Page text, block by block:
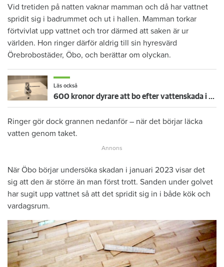
Vid tretiden på natten vaknar mamman och då har vattnet
spridit sig i badrummet och ut i hallen. Mamman torkar
förtvivlat upp vattnet och tror därmed att saken är ur
världen. Hon ringer därför aldrig till sin hyresvärd
Örebrobostäder, Öbo, och berättar om olyckan.
Läs också
600 kronor dyrare att bo efter vattenskada i Varberg
Ringer gör dock grannen nedanför – när det börjar läcka
vatten genom taket.
När Öbo börjar undersöka skadan i januari 2023 visar det
sig att den är större än man först trott. Sanden under golvet
har sugit upp vattnet så att det spridit sig in i både kök och
vardagsrum.